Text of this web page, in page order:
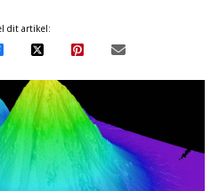
dit artikel: